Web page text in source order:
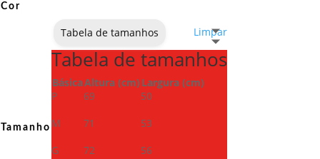
Cor
Tamanho
Limpar
Tabela de tamanhos
Tabela de tamanhos
BásicaAltura (cm) Largura (cm)
P
69
50
M
71
53
G
72
56